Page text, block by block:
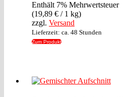
Enthält 7% Mehrwertsteuer
(19,89 € / 1 kg)
zzgl. Versand
Lieferzeit: ca. 48 Stunden
Zum Produkt